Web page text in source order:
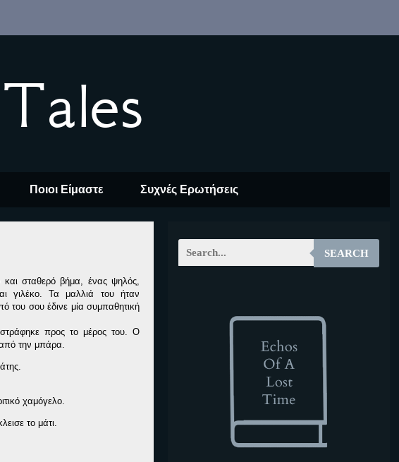
Ποιοι Είμαστε Συχνές Ερωτήσεις
και σταθερό βήμα, ένας ψηλός,
γιλέκο. Τα μαλλιά του ήταν
σου έδινε μία συμπαθητική
προς το μέρος του. Ο
την μπάρα.
χαμόγελο.
το μάτι.
SEARCH